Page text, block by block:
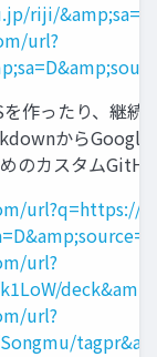
riji/
url?
を作ったり、
から
のカスタム
url?q=https://
url?
url?